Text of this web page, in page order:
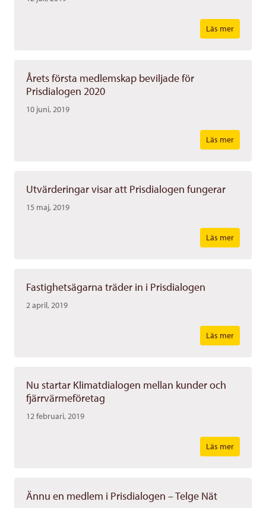
Läs mer
Årets första medlemskap beviljade för
Prisdialogen 2020
10 juni, 2019
Läs mer
Utvärderingar visar att Prisdialogen fungerar
15 maj, 2019
Läs mer
Fastighetsägarna träder in i Prisdialogen
2 april, 2019
Läs mer
Nu startar Klimatdialogen mellan kunder och
fjärrvärmeföretag
12 februari, 2019
Läs mer
Ännu en medlem i Prisdialogen – Telge Nät